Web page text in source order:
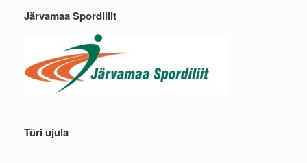
Järvamaa Spordiliit
Türi ujula